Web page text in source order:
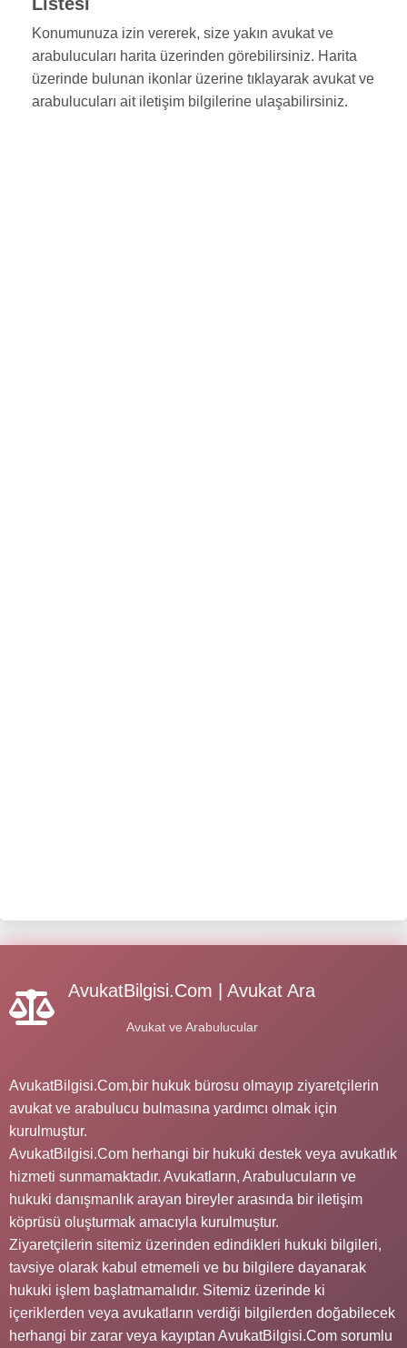
Konumunuza izin vererek, size yakın avukat ve
arabulucuları harita üzerinden görebilirsiniz. Harita
üzerinde bulunan ikonlar üzerine tıklayarak avukat ve
arabulucuları ait iletişim bilgilerine ulaşabilirsiniz.
AvukatBilgisi.Com | Avukat Ara
Avukat ve Arabulucular
AvukatBilgisi.Com,bir hukuk bürosu olmayıp ziyaretçilerin
avukat ve arabulucu bulmasına yardımcı olmak için
kurulmuştur.
AvukatBilgisi.Com herhangi bir hukuki destek veya avukatlık
hizmeti sunmamaktadır. Avukatların, Arabulucuların ve
hukuki danışmanlık arayan bireyler arasında bir iletişim
köprüsü oluşturmak amacıyla kurulmuştur.
Ziyaretçilerin sitemiz üzerinden edindikleri hukuki bilgileri,
tavsiye olarak kabul etmemeli ve bu bilgilere dayanarak
hukuki işlem başlatmamalıdır. Sitemiz üzerinde ki
içeriklerden veya avukatların verdiği bilgilerden doğabilecek
herhangi bir zarar veya kayıptan AvukatBilgisi.Com sorumlu